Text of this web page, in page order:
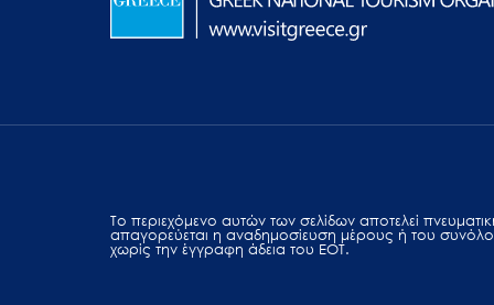
Το περιεχόμενο αυτών των σελίδων αποτελεί
απαγορεύεται η αναδημοσίευση μέρους ή του
χωρίς την έγγραφη άδεια του ΕΟΤ.